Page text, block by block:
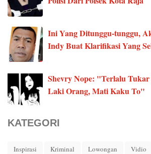
Ini Yang Ditunggu-tunggu,
Indy Buat Klarifikasi Yang
Shevry Nope: "Terlalu
Laki Orang, Mati Kaku To"
KATEGORI
Inspirasi Kriminal Lowongan Vidio